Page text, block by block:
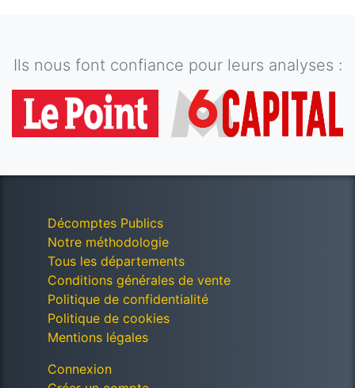
Ils nous font confiance pour leurs analyses :
Décomptes Publics
Notre méthodologie
Tous les départements
Conditions générales de vente
Politique de confidentialité
Politique de cookies
Mentions légales
Connexion